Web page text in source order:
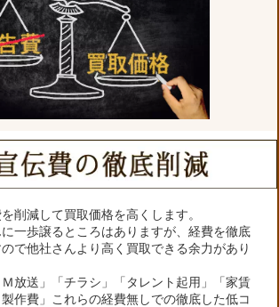
削減して買取価格を高くします。
一歩譲るところはありますが、経費を徹底
で他社さんより高く買取できる余力があり
Ｍ放送」「チラシ」「タレント起用」「家賃
作費」これらの経費無しでの徹底した低コ